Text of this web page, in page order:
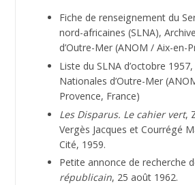
Fiche de renseignement du
nord-africaines (SLNA),
d’Outre-Mer (ANOM / Aix-en-
Liste du SLNA d’octobre
Nationales d’Outre-Mer
Provence, France)
Les Disparus. Le cahier vert,
Vergès Jacques et Courrégé
Cité, 1959.
Petite annonce de recherche
républicain, 25 août 1962.